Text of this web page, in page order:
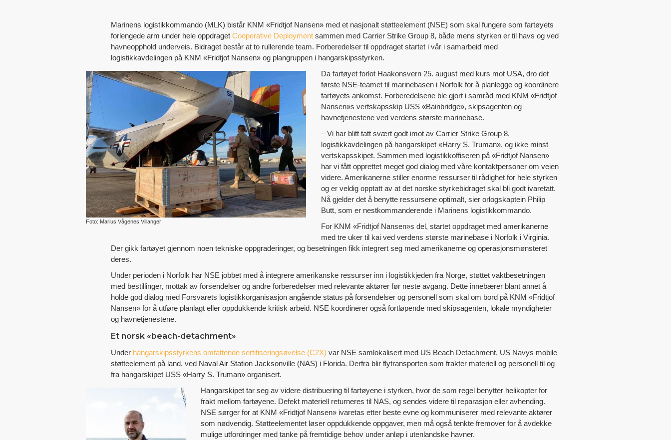
Marinens logistikkommando (MLK) bistår KNM «Fridtjof Nansen» med et nasjonalt støtteelement (NSE) som skal fungere som fartøyets
forlengede arm under hele oppdraget Cooperative Deployment sammen med Carrier Strike Group 8, både mens styrken er til havs og ved
havneopphold underveis. Bidraget består at to rullerende team. Forberedelser til oppdraget startet i vår i samarbeid med
logistikkavdelingen på KNM «Fridtjof Nansen» og plangruppen i hangarskipsstyrken.
Foto: Marius Vågenes Villanger
Da fartøyet forlot Haakonsvern 25. august med kurs mot USA, dro det
første NSE-teamet til marinebasen i Norfolk for å planlegge og koordinere
fartøyets ankomst. Forberedelsene ble gjort i samråd med KNM «Fridtjof
Nansen»s vertskapsskip USS «Bainbridge», skipsagenten og
havnetjenestene ved verdens største marinebase.
– Vi har blitt tatt svært godt imot av Carrier Strike Group 8,
logistikkavdelingen på hangarskipet «Harry S. Truman», og ikke minst
vertskapsskipet. Sammen med logistikkoffiseren på «Fridtjof Nansen»
har vi fått opprettet meget god dialog med våre kontaktpersoner om veien
videre. Amerikanerne stiller enorme ressurser til rådighet for hele styrken
og er veldig opptatt av at det norske styrkebidraget skal bli godt ivaretatt.
Nå gjelder det å benytte ressursene optimalt, sier orlogskaptein Philip
Butt, som er nestkommanderende i Marinens logistikkommando.
For KNM «Fridtjof Nansen»s del, startet oppdraget med amerikanerne
med tre uker til kai ved verdens største marinebase i Norfolk i Virginia.
Der gikk fartøyet gjennom noen tekniske oppgraderinger, og besetningen fikk integrert seg med amerikanerne og operasjonsmønsteret
deres.
Under perioden i Norfolk har NSE jobbet med å integrere amerikanske ressurser inn i logistikkjeden fra Norge, støttet vaktbesetningen
med bestillinger, mottak av forsendelser og andre forberedelser med relevante aktører før neste avgang. Dette innebærer blant annet å
holde god dialog med Forsvarets logistikkorganisasjon angående status på forsendelser og personell som skal om bord på KNM «Fridtjof
Nansen» for å utføre planlagt eller oppdukkende kritisk arbeid. NSE koordinerer også fortløpende med skipsagenten, lokale myndigheter
og havnetjenestene.
Et norsk «beach-detachment»
Under hangarskipsstyrkens omfattende sertifiseringsøvelse (C2X) var NSE samlokalisert med US Beach Detachment, US Navys mobile
støtteelement på land, ved Naval Air Station Jacksonville (NAS) i Florida. Derfra blir flytransporten som frakter materiell og personell til og
fra hangarskipet USS «Harry S. Truman» organisert.
Hangarskipet tar seg av videre distribuering til fartøyene i styrken, hvor de som regel benytter helikopter for
frakt mellom fartøyene. Defekt materiell returneres til NAS, og sendes videre til reparasjon eller avhending.
NSE sørger for at KNM «Fridtjof Nansen» ivaretas etter beste evne og kommuniserer med relevante aktører
som nødvendig. Støtteelementet løser oppdukkende oppgaver, men må også tenkte fremover for å avdekke
mulige utfordringer med tanke på fremtidige behov under anløp i utenlandske havner.